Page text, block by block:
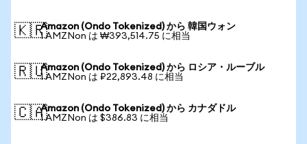
🇰🇷Amazon (Ondo Tokenized) から 韓国ウォン
1 AMZNon は ₩393,514.75 に相当
🇷🇺Amazon (Ondo Tokenized) から ロシア・ルーブル
1 AMZNon は ₽22,893.48 に相当
🇨🇦Amazon (Ondo Tokenized) から カナダドル
1 AMZNon は $386.83 に相当